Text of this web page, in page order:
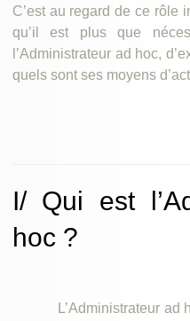
C’est au regard de ce rôle
qu’il est plus que
l’Administrateur ad hoc,
quels sont ses moyens
I/ Qui est
hoc ?
L’Administrateur ad